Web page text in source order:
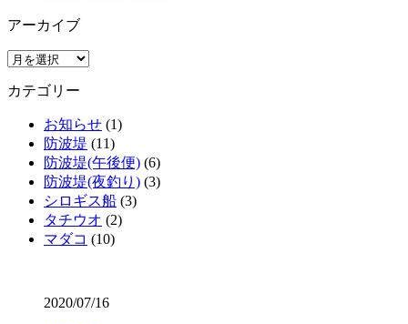
アーカイブ
ア
カ
カテゴリー
お知らせ (1)
防波堤 (11)
防波堤(午後便) (6)
防波堤(夜釣り) (3)
シロギス船 (3)
タチウオ (2)
マダコ (10)
2020/07/16